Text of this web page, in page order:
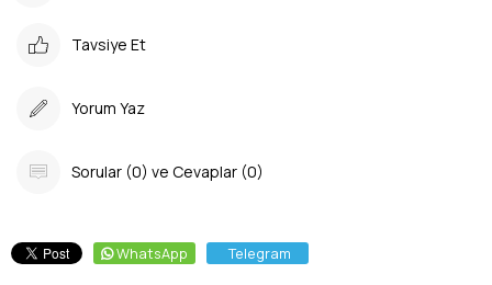
Tavsiye Et
Yorum Yaz
Sorular (0) ve Cevaplar (0)
WhatsApp Telegram